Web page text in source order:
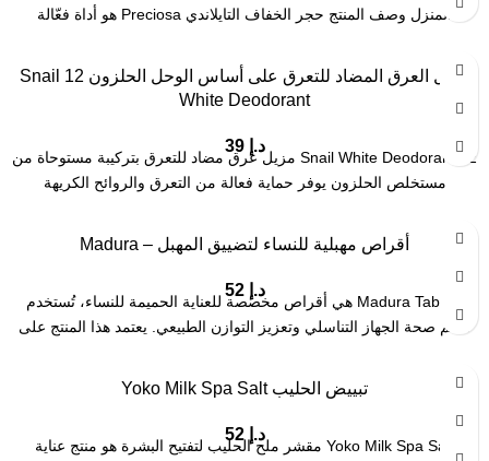
المنزل وصف المنتج حجر الخفاف التايلاندي Preciosa هو أداة فعّالة
مزيل العرق المضاد للتعرق على أساس الوحل الحلزون 12 Snail
White Deodorant
د.إ 39
12 Snail White Deodorant مزيل عرق مضاد للتعرق بتركيبة مستوحاة من
مستخلص الحلزون يوفر حماية فعالة من التعرق والروائح الكريهة
أقراص مهبلية للنساء لتضييق المهبل – Madura
د.إ 52
Madura Tablets هي أقراص مخصصة للعناية الحميمة للنساء، تُستخدم
لدعم صحة الجهاز التناسلي وتعزيز التوازن الطبيعي. يعتمد هذا المنتج على
تبييض الحليب Yoko Milk Spa Salt
د.إ 52
Yoko Milk Spa Salt مقشر ملح الحليب لتفتيح البشرة هو منتج عناية